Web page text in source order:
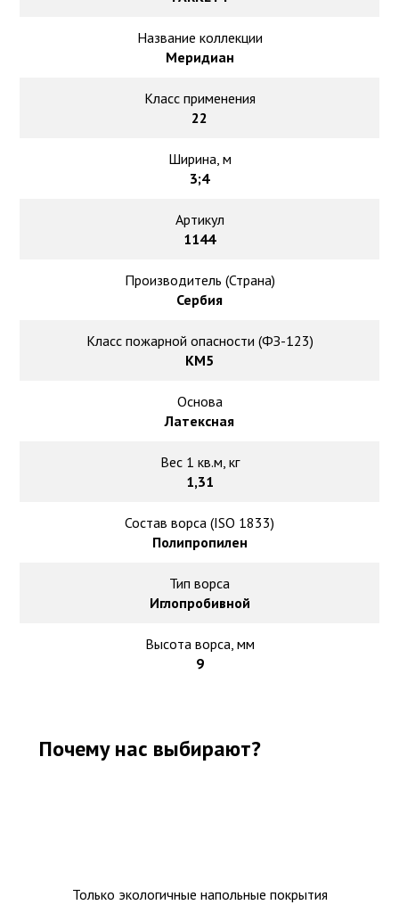
Ковролин оптом
Ковролин под теплый пол
Название коллекции
Меридиан
Класс применения
22
Ширина, м
3;4
Артикул
1144
Производитель (Страна)
Сербия
Класс пожарной опасности (ФЗ-123)
КМ5
Основа
Латексная
Вес 1 кв.м, кг
1,31
Состав ворса (ISO 1833)
Полипропилен
Тип ворса
Иглопробивной
Высота ворса, мм
9
Почему нас выбирают?
Только экологичные напольные покрытия